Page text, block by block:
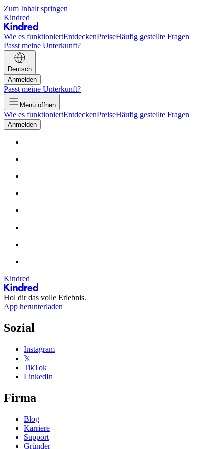
Zum Inhalt springen
Kindred
Wie es funktioniertEntdeckenPreiseHäufig gestellte Fragen
Passt meine Unterkunft?
Deutsch
Anmelden
Passt meine Unterkunft?
Menü öffnen
Wie es funktioniertEntdeckenPreiseHäufig gestellte Fragen
Anmelden
Kindred
Hol dir das volle Erlebnis.
App herunterladen
Sozial
Instagram
𝕏
TikTok
LinkedIn
Firma
Blog
Karriere
Support
Gründer